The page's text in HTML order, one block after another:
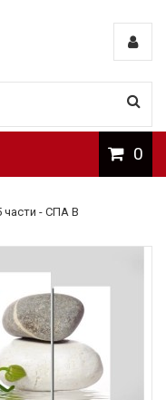
0
части - СПА В